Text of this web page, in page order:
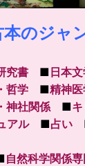
のジャ
究書 ■日本
哲学 ■精神
神社関係 ■
アル■占い
自然科学関係